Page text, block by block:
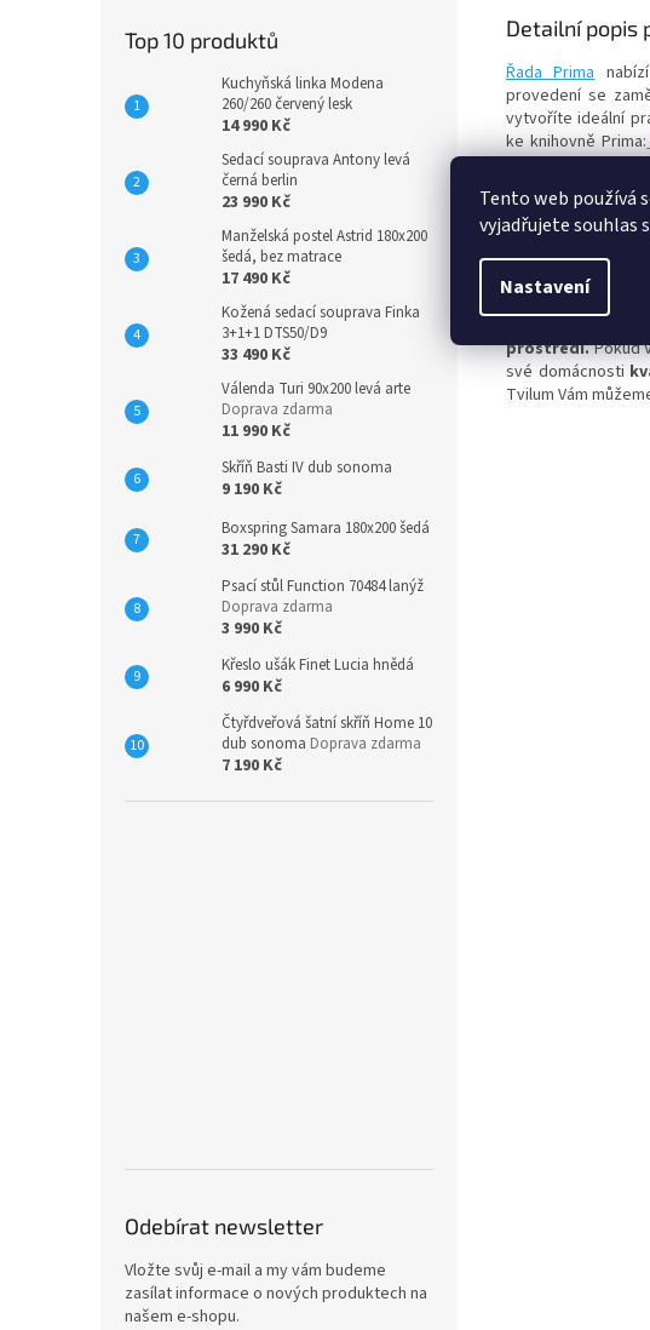
Tento web používá
vyjadřujete souhlas
Nastavení
Top 10 produktů
Kuchyňská linka Modena
260/260 červený lesk
14 990 Kč
Sedací souprava Antony levá
černá berlin
23 990 Kč
Manželská postel Astrid 180x200
šedá, bez matrace
17 490 Kč
Kožená sedací souprava Finka
3+1+1 DTS50/D9
33 490 Kč
Válenda Turi 90x200 levá arte
Doprava zdarma
11 990 Kč
Skříň Basti IV dub sonoma
9 190 Kč
Boxspring Samara 180x200 šedá
31 290 Kč
Psací stůl Function 70484 lanýž
Doprava zdarma
3 990 Kč
Křeslo ušák Finet Lucia hnědá
6 990 Kč
Čtyřdveřová šatní skříň Home 10
dub sonoma Doprava zdarma
7 190 Kč
Odebírat newsletter
Vložte svůj e-mail a my vám budeme
zasílat informace o nových produktech na
našem e-shopu.
Detailní popis
Řada Primanabízí
provedení se
vytvoříte ideální
ke knihovně Prima:
Rozměry:
Výška: 105,4 cm
Šířka: 83,7 cm
Hloubka: 38 cm
prostředí.Pokud
své domácnosti
Tvilum Vám